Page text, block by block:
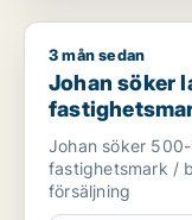
Johan söker
3 mån sedan
Johan söker
salu i Gnesta
Johan söker
fastighetsmark /
försäljning